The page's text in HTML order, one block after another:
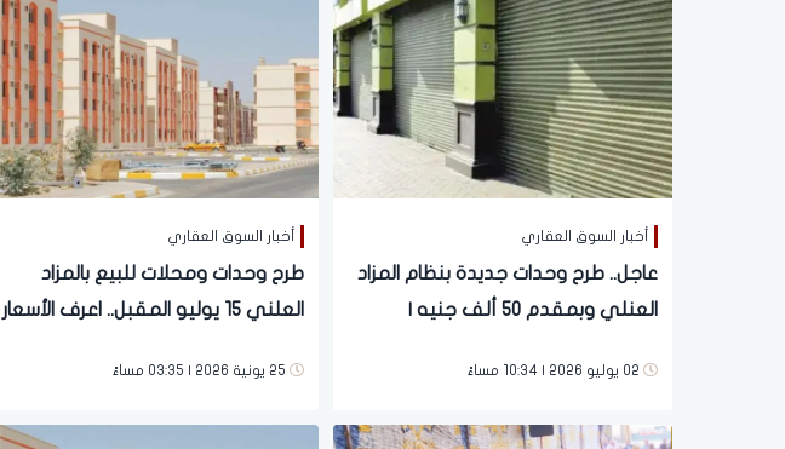
أخبار السوق العقاري
عاجل.. طرح وحدات جديدة بنظام المزاد
العنلي وبمقدم 50 ألف جنيه |
02 يوليو 2026 | 10:34 مساءً
أخبار السوق العقاري
طرح وحدات ومحلات للبيع بالمزاد
العلني 15 يوليو المقبل.. اعرف الأسعار
25 يونية 2026 | 03:35 مساءً